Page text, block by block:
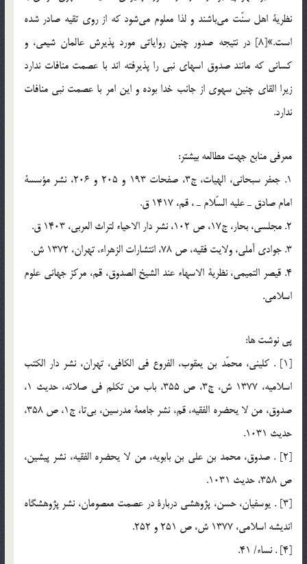
نظرية اهل سنّت مي‌باشند و لذا معلوم مي‌شود كه از روي تقيه صادر شده
است.»[8] در نتيجه صدور چنین روایاتی مورد پذیرش عالمان شیعی، و
کسانی که مانند صدوق اسهای نبی را پذیرفته اند با عصمت منافات ندارد
زیرا القای چنین سهوی از جانب خدا بوده و این امر با عصمت نبی منافات
ندارد.
معرفي منابع جهت مطالعه بيشتر:
1. جعفر سبحاني، الهيات، ج3، صفحات 193 و 205 و 206، نشر مؤسسة
امام صادق ـ عليه السّلام ـ ، قم، 1417 ق.
2. مجلسي، بحار، ج17، ص 102، نشر دار الاحياء لتراث العربي، 1403 ق.
3. جوادي آملي، ولايت فقيه، ص 78، انتشارات الزهراء، تهران، 1372 ش.
4. قيصر التميمي، نظرية الاسهاء عند الشيخ الصدوق، قم، مركز جهاني علوم
اسلامي.
پي نوشت ها:
[1] . كليني، محمّد بن يعقوب، الفروع في الكافي، تهران، نشر دار الكتب
اسلاميه، 1377 ش، ج3، ص 355، باب من تكلم في صلاته، حديث 1،
صدوق، من لا يحضره الفقيه، قم، نشر جامعة مدرسين، بي‌تا، ج1، ص 358،
حديث 1031.
[2] . صدوق، محمد بن علي بن بابويه، من لا يحضره الفقيه، نشر پيشين،
ص 358، حديث 1031.
[3] . يوسفيان، حسن، پژوهشي دربارة در عصمت معصومان، نشر پژوهشگاه
انديشه اسلامي، 1377 ش، ص 251 و 252.
[4] . نساء/ 41.